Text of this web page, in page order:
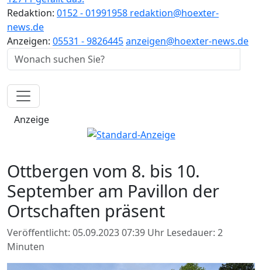
Redaktion: 0152 - 01991958 redaktion@hoexter-
news.de
Anzeigen: 05531 - 9826445anzeigen@hoexter-news.de
Anzeige
Ottbergen vom 8. bis 10.
September am Pavillon der
Ortschaften präsent
Veröffentlicht: 05.09.2023 07:39 Uhr Lesedauer: 2
Minuten